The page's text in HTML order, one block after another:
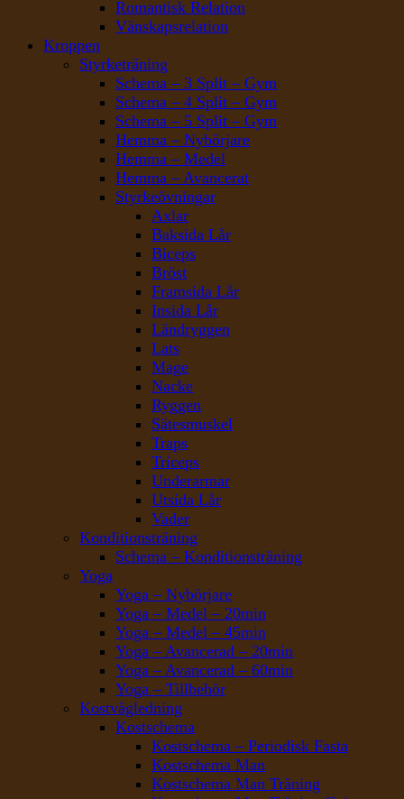
Romantisk Relation
Vänskapsrelation
Kroppen
Styrketräning
Schema – 3 Split – Gym
Schema – 4 Split – Gym
Schema – 5 Split – Gym
Hemma – Nybörjare
Hemma – Medel
Hemma – Avancerat
Styrkeövningar
Axlar
Baksida Lår
Biceps
Bröst
Framsida Lår
Insida Lår
Ländryggen
Lats
Mage
Nacke
Ryggen
Sätesmuskel
Traps
Triceps
Underarmar
Utsida Lår
Vader
Konditionsträning
Schema – Konditionsträning
Yoga
Yoga – Nybörjare
Yoga – Medel – 20min
Yoga – Medel – 45min
Yoga – Avancerad – 20min
Yoga – Avancerad – 60min
Yoga – Tillbehör
Kostvägledning
Kostschema
Kostschema – Periodisk Fasta
Kostschema Man
Kostschema Man Träning